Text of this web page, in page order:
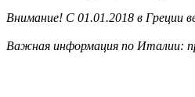
Внимание! С 01.01.2018 в Греции
Важная информация по Италии: